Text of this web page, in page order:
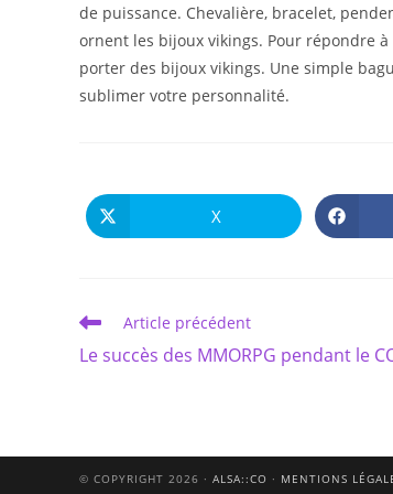
de puissance. Chevalière, bracelet,
ornent les bijoux vikings. Pour répondre
porter des bijoux vikings. Une simple
sublimer votre personnalité.
Ouvrir
dans
X
Read
articles
Article précédent
Le succès des MMORPG pendant le
© COPYRIGHT 2026 · ALSA::CO · MENTIONS